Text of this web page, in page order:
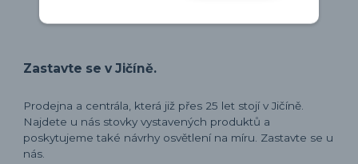
Zastavte se v Jičíně.
Prodejna a centrála, která již přes 25 let stojí v Jičíně.
Najdete u nás stovky vystavených produktů a
poskytujeme také návrhy osvětlení na míru. Zastavte se u
nás.